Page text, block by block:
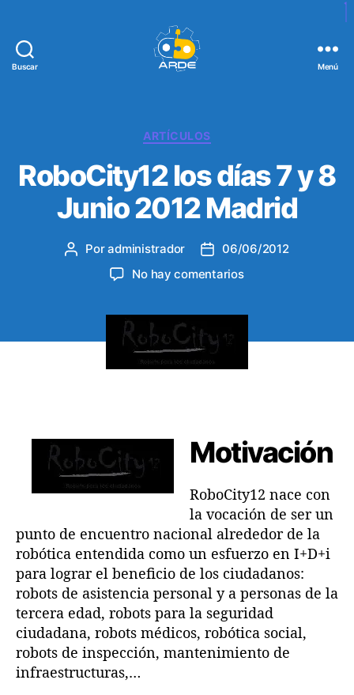
Buscar
d
e
A
R
D
E
Menú
C
t
e
g
o
í
a
ARTÍCULOS
RoboCity12 los días 7 y 8
Junio 2012 Madrid
A
t
r
a
d
Poradministrador
F
e
a
d
l
t
r
d
a
06/06/2012
No hay comentariose
b
1
2
o
s
d
í
a
7
y
8
J
Motivación
RoboCity12 nace con
la vocación de ser un
punto de encuentro nacional alrededor de la
robótica entendida como un esfuerzo en I+D+i
para lograr el beneficio de los ciudadanos:
robots de asistencia personal y a personas de la
tercera edad, robots para la seguridad
ciudadana, robots médicos, robótica social,
robots de inspección, mantenimiento de
infraestructuras,…